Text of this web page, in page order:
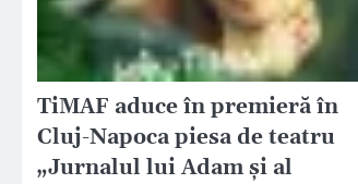
TiMAF aduce în premieră în
Cluj-Napoca piesa de teatru
„Jurnalul lui Adam și al